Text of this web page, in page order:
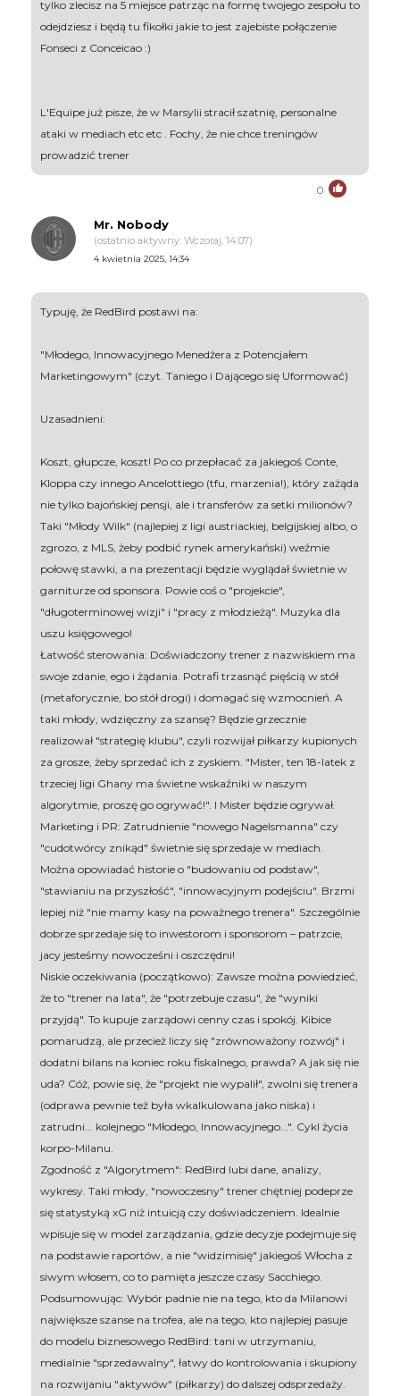
tylko zlecisz na 5 miejsce patrząc na formę twojego zespołu to
odejdziesz i będą tu fikołki jakie to jest zajebiste połączenie
Fonseci z Conceicao :)
L'Equipe już pisze, że w Marsylii stracił szatnię, personalne
ataki w mediach etc etc . Fochy, że nie chce treningów
prowadzić trener
0
Mr. Nobody
(ostatnio aktywny: Wczoraj, 14:07)
4 kwietnia 2025, 14:34
Typuję, że RedBird postawi na:
"Młodego, Innowacyjnego Menedżera z Potencjałem
Marketingowym" (czyt. Taniego i Dającego się Uformować)
Uzasadnieni:
Koszt, głupcze, koszt! Po co przepłacać za jakiegoś Conte,
Kloppa czy innego Ancelottiego (tfu, marzenia!), który zażąda
nie tylko bajońskiej pensji, ale i transferów za setki milionów?
Taki "Młody Wilk" (najlepiej z ligi austriackiej, belgijskiej albo, o
zgrozo, z MLS, żeby podbić rynek amerykański) weźmie
połowę stawki, a na prezentacji będzie wyglądał świetnie w
garniturze od sponsora. Powie coś o "projekcie",
"długoterminowej wizji" i "pracy z młodzieżą". Muzyka dla
uszu księgowego!
Łatwość sterowania: Doświadczony trener z nazwiskiem ma
swoje zdanie, ego i żądania. Potrafi trzasnąć pięścią w stół
(metaforycznie, bo stół drogi) i domagać się wzmocnień. A
taki młody, wdzięczny za szansę? Będzie grzecznie
realizował "strategię klubu", czyli rozwijał piłkarzy kupionych
za grosze, żeby sprzedać ich z zyskiem. "Mister, ten 18-latek z
trzeciej ligi Ghany ma świetne wskaźniki w naszym
algorytmie, proszę go ogrywać!". I Mister będzie ogrywał.
Marketing i PR: Zatrudnienie "nowego Nagelsmanna" czy
"cudotwórcy znikąd" świetnie się sprzedaje w mediach.
Można opowiadać historie o "budowaniu od podstaw",
"stawianiu na przyszłość", "innowacyjnym podejściu". Brzmi
lepiej niż "nie mamy kasy na poważnego trenera". Szczególnie
dobrze sprzedaje się to inwestorom i sponsorom – patrzcie,
jacy jesteśmy nowocześni i oszczędni!
Niskie oczekiwania (początkowo): Zawsze można powiedzieć,
że to "trener na lata", że "potrzebuje czasu", że "wyniki
przyjdą". To kupuje zarządowi cenny czas i spokój. Kibice
pomarudzą, ale przecież liczy się "zrównoważony rozwój" i
dodatni bilans na koniec roku fiskalnego, prawda? A jak się nie
uda? Cóż, powie się, że "projekt nie wypalił", zwolni się trenera
(odprawa pewnie też była wkalkulowana jako niska) i
zatrudni... kolejnego "Młodego, Innowacyjnego...". Cykl życia
korpo-Milanu.
Zgodność z "Algorytmem": RedBird lubi dane, analizy,
wykresy. Taki młody, "nowoczesny" trener chętniej podeprze
się statystyką xG niż intuicją czy doświadczeniem. Idealnie
wpisuje się w model zarządzania, gdzie decyzje podejmuje się
na podstawie raportów, a nie "widzimisię" jakiegoś Włocha z
siwym włosem, co to pamięta jeszcze czasy Sacchiego.
Podsumowując: Wybór padnie nie na tego, kto da Milanowi
największe szanse na trofea, ale na tego, kto najlepiej pasuje
do modelu biznesowego RedBird: tani w utrzymaniu,
medialnie "sprzedawalny", łatwy do kontrolowania i skupiony
na rozwijaniu "aktywów" (piłkarzy) do dalszej odsprzedaży.